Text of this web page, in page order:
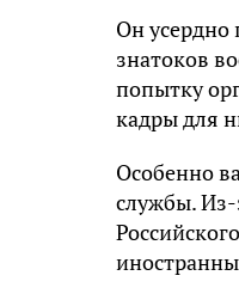
Он усердно
знатоков
попытку
кадры для
Особенно
службы. Из-